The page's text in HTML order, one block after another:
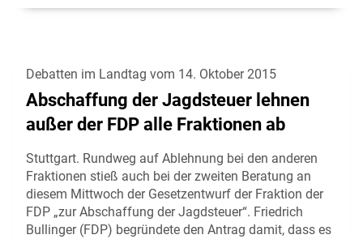
Debatten im Landtag vom 14. Oktober 2015
Abschaffung der Jagdsteuer lehnen
außer der FDP alle Fraktionen ab
Stuttgart. Rundweg auf Ablehnung bei den anderen
Fraktionen stieß auch bei der zweiten Beratung an
diesem Mittwoch der Gesetzentwurf der Fraktion der
FDP „zur Abschaffung der Jagdsteuer“. Friedrich
Bullinger (FDP) begründete den Antrag damit, dass es